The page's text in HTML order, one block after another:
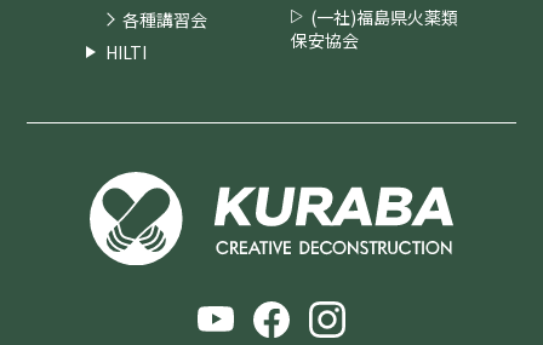
各種講習会
HILTI
(一社)福島県火薬類
保安協会